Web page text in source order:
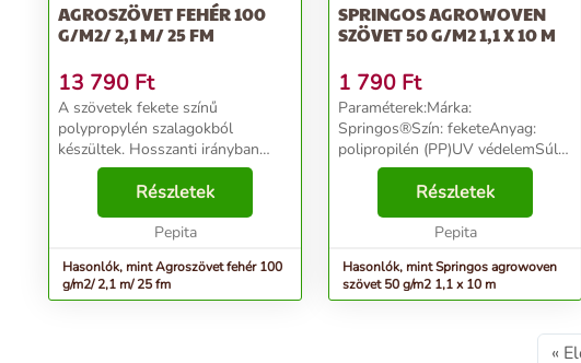
AGROSZÖVET FEHÉR 100
G/M2/ 2,1 M/ 25 FM
13 790 Ft
A szövetek fekete színű
polypropylén szalagokból
készültek. Hosszanti irányban
15cm távban zöld sávok vannak
belefonva. A zöld sávok
összevarrhatóak még
derékszögben is 15cm
Részletek
Pepita
Hasonlók, mint Agroszövet fehér 100
g/m2/ 2,1 m/ 25 fm
SPRINGOS AGROWOVEN
SZÖVET 50 G/M2 1,1 X 10 M
1 790 Ft
Paraméterek:Márka:
Springos®Szín: feketeAnyag:
polipropilén (PP)UV védelemSúly:
50g/m2Méretek:Vastagság: 0,2
mmHossz: 10 mSzélesség: 1,1
mTermékkód: AG0022...
Részletek
Pepita
Hasonlók, mint Springos agrowoven
szövet 50 g/m2 1,1 x 10 m
«